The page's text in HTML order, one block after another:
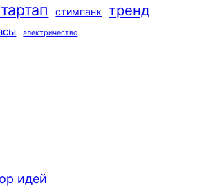
стимпанк тренд
электричество
идей